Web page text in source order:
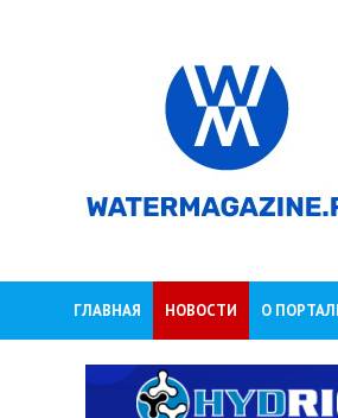
ГЛАВНАЯ НОВОСТИ О